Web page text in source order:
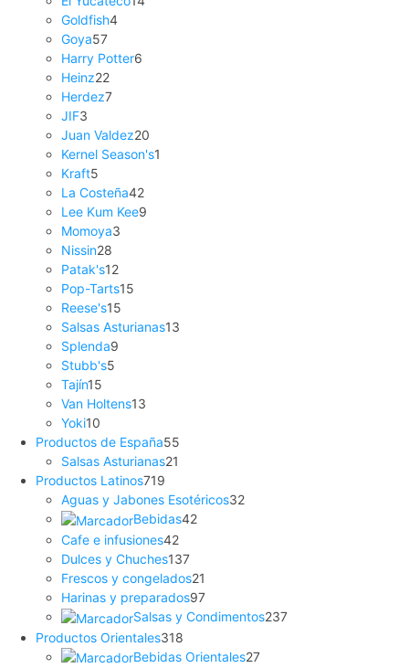
Goldfish4
Goya57
Harry Potter6
Heinz22
Herdez7
JIF3
Juan Valdez20
Kernel Season's1
Kraft5
La Costeña42
Lee Kum Kee9
Momoya3
Nissin28
Patak's12
Pop-Tarts15
Reese's15
Salsas Asturianas13
Splenda9
Stubb's5
Tajín15
Van Holtens13
Yoki10
Productos de España55
Salsas Asturianas21
Productos Latinos719
Aguas y Jabones Esotéricos32
Bebidas42
Cafe e infusiones42
Dulces y Chuches137
Frescos y congelados21
Harinas y preparados97
Salsas y Condimentos237
Productos Orientales318
Bebidas Orientales27